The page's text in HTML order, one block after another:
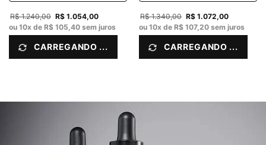
Old price
R$ 1.240,00 New price
R$ 1.054,00
ou 10x de R$ 105,40 sem juros
CARREGANDO ...
Old price
R$ 1.340,00 New price
R$ 1.072,00
ou 10x de R$ 107,20 sem juros
CARREGANDO ...